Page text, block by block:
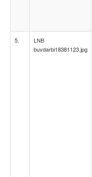
5.
LNB
buvdarbi18381123.jpg